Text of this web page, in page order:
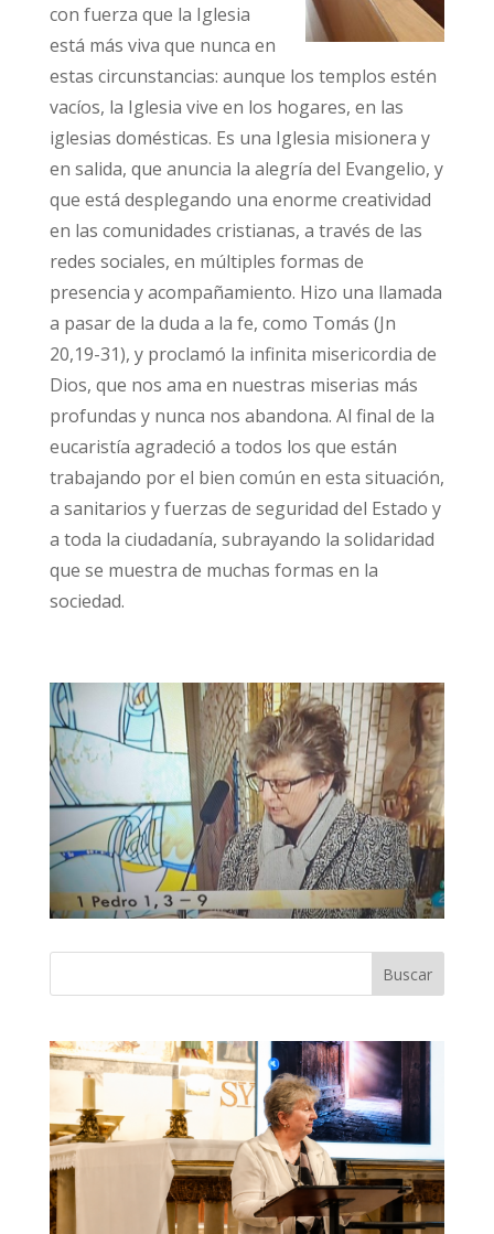
con fuerza que la Iglesia
está más viva que nunca en
estas circunstancias: aunque los templos estén
vacíos, la Iglesia vive en los hogares, en las
iglesias domésticas. Es una Iglesia misionera y
en salida, que anuncia la alegría del Evangelio, y
que está desplegando una enorme creatividad
en las comunidades cristianas, a través de las
redes sociales, en múltiples formas de
presencia y acompañamiento. Hizo una llamada
a pasar de la duda a la fe, como Tomás (Jn
20,19-31), y proclamó la infinita misericordia de
Dios, que nos ama en nuestras miserias más
profundas y nunca nos abandona. Al final de la
eucaristía agradeció a todos los que están
trabajando por el bien común en esta situación,
a sanitarios y fuerzas de seguridad del Estado y
a toda la ciudadanía, subrayando la solidaridad
que se muestra de muchas formas en la
sociedad.